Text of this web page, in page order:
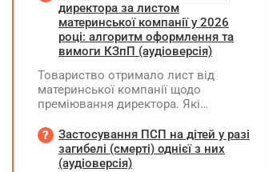
щодо таких виявлених порушень
визначається сума штрафу та
складається ППР за формою «Ш»
директора за листом
материнської компанії у 2026
році: алгоритм оформлення та
вимоги КЗпП (аудіоверсія)
Товариство отримало лист від
материнської компанії щодо
преміювання директора. Які
належного оформлення такої
премії?
Застосування ПСП на дітей у разі
загибелі (смерті) однієї з них
(аудіоверсія)